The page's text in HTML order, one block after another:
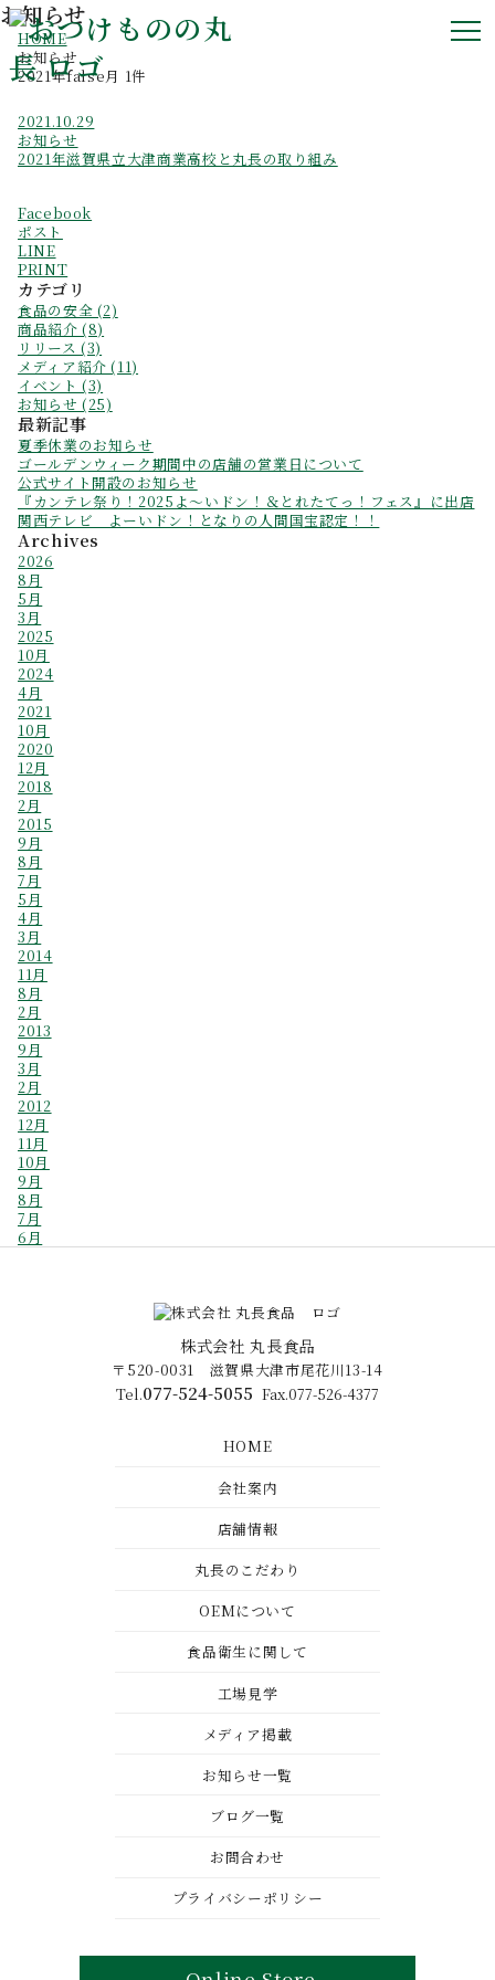
お知らせ
HOME
お知らせ
2021年false月 1件
2021.10.29
お知らせ
2021年滋賀県立大津商業高校と丸長の取り組み
Facebook
ポスト
LINE
PRINT
カテゴリ
食品の安全 (2)
商品紹介 (8)
リリース (3)
メディア紹介 (11)
イベント (3)
お知らせ (25)
最新記事
夏季休業のお知らせ
ゴールデンウィーク期間中の店舗の営業日について
公式サイト開設のお知らせ
『カンテレ祭り！2025よ～いドン！＆とれたてっ！フェス』に出店
関西テレビ よーいドン！となりの人間国宝認定！！
Archives
2026
8月
5月
3月
2025
10月
2024
4月
2021
10月
2020
12月
2018
2月
2015
9月
8月
7月
5月
4月
3月
2014
11月
8月
2月
2013
9月
3月
2月
2012
12月
11月
10月
9月
8月
7月
6月
株式会社 丸長食品
〒520-0031 滋賀県大津市尾花川13-14
Tel.077-524-5055 Fax.077-526-4377
HOME
会社案内
店舗情報
丸長のこだわり
OEMについて
食品衛生に関して
工場見学
メディア掲載
お知らせ一覧
ブログ一覧
お問合わせ
プライバシーポリシー